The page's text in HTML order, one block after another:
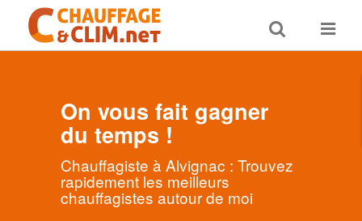
Toggle
search
Toggle
On vous fait gagner
du temps !
Chauffagiste à Alvignac : Trouvez
rapidement les meilleurs
chauffagistes autour de moi